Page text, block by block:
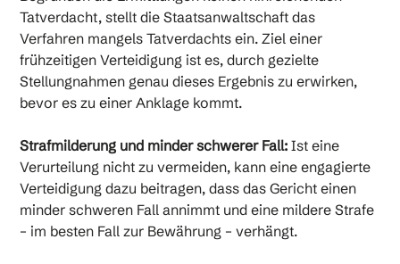
Tatverdacht, stellt die Staatsanwaltschaft das
Verfahren mangels Tatverdachts ein. Ziel einer
frühzeitigen Verteidigung ist es, durch gezielte
Stellungnahmen genau dieses Ergebnis zu erwirken,
bevor es zu einer Anklage kommt.
Strafmilderung und minder schwerer Fall: Ist eine
Verurteilung nicht zu vermeiden, kann eine engagierte
Verteidigung dazu beitragen, dass das Gericht einen
minder schweren Fall annimmt und eine mildere Strafe
– im besten Fall zur Bewährung – verhängt.